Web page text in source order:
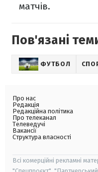
матчів.
Пов'язані
ФУТБОЛ
Про нас
Редакція
Редакційна політика
Про телеканал
Телеведучі
Вакансії
Структура власності
Всі комерційні рекламні